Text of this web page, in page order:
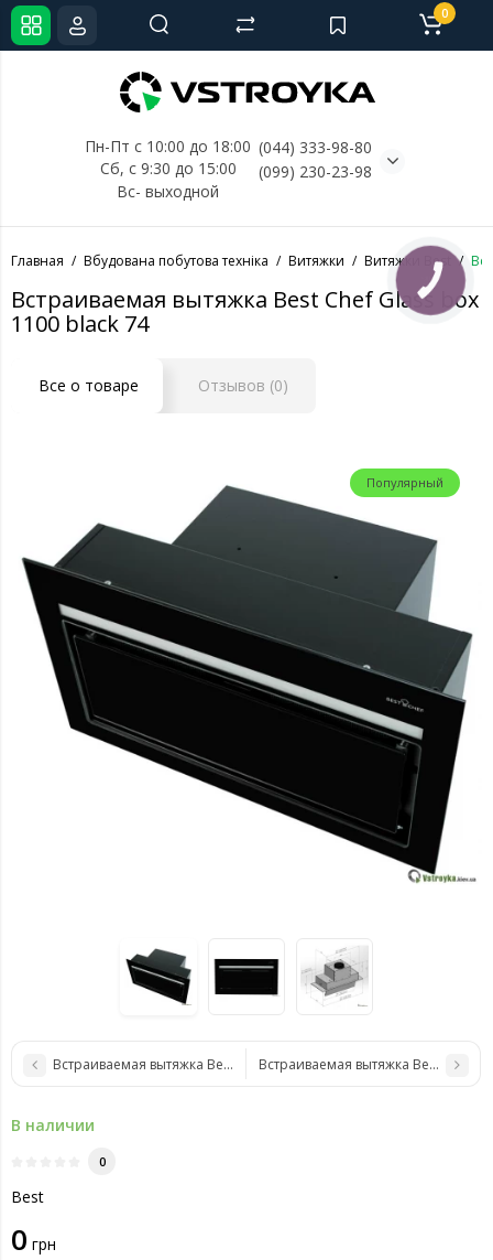
Пн-Пт с 10:00 до 18:00
Сб, с 9:30 до 15:00
Вс- выходной
(044) 333-98-80
(099) 230-23-98
0
Главная Вбудована побутова техніка Витяжки Витяжки Best
Встраиваемая вытяжка Best Chef Glass box
1100 black 74
Все о товаре Отзывов (0)
Популярный
Встраиваемая вытяжка Best Chef Glass box 1100 black 55
Встраиваемая вытяжка Best Chef
В наличии
0
Best
0 грн
КНОПКА
СВЯЗИ